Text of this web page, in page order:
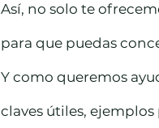
Así, no solo te
para que puedas
Y como queremos
claves útiles,